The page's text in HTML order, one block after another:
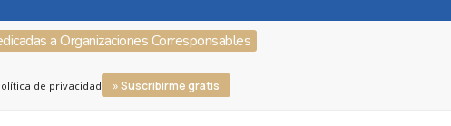
a Organizaciones Corresponsables
de privacidad » Suscribirme gratis